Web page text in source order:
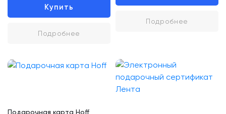
Купить
Подробнее
Подробнее
Подарочная карта Hoff